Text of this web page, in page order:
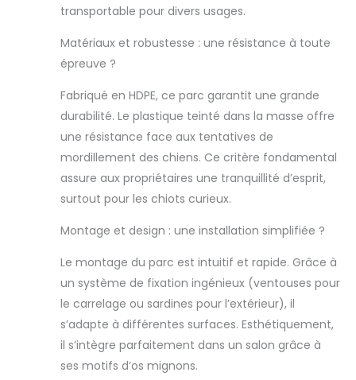
parc pour chiot
est durable, anti-
animaux de
compagnie. Ce
parc en HDPE est
résistant, qu'elles
soient
ensoleillées ou
pluvieuses.
【Idéal pour
Extérieur】
Chaque support
avec des
ventouses
doubles rend
l’enclos pour
chiens attaché
aux sols
intérieurs. Vous
transportable pour divers usages.
Matériaux et robustesse : une résistance à toute
épreuve ?
Fabriqué en HDPE, ce parc garantit une grande
durabilité. Le plastique teinté dans la masse offre
une résistance face aux tentatives de
mordillement des chiens. Ce critère fondamental
assure aux propriétaires une tranquillité d’esprit,
surtout pour les chiots curieux.
Montage et design : une installation simplifiée ?
Le montage du parc est intuitif et rapide. Grâce à
un système de fixation ingénieux (ventouses pour
le carrelage ou sardines pour l’extérieur), il
s’adapte à différentes surfaces. Esthétiquement,
il s’intègre parfaitement dans un salon grâce à
ses motifs d’os mignons.